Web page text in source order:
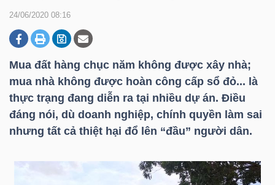
24/06/2020 08:16
Mua đất hàng chục năm không được xây nhà;
mua nhà không được hoàn công cấp sổ đỏ... là
thực trạng đang diễn ra tại nhiều dự án. Điều
đáng nói, dù doanh nghiệp, chính quyền làm sai
nhưng tất cả thiệt hại đổ lên “đầu” người dân.
DOANH
NGHIỆP
BẤT